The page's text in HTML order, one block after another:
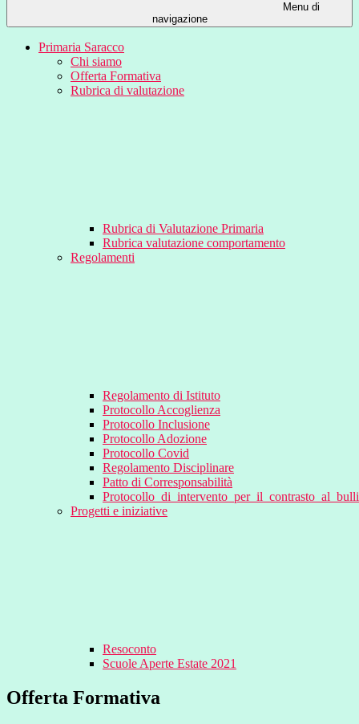
Menu di
navigazione
Primaria Saracco
Chi siamo
Offerta Formativa
Rubrica di valutazione
Rubrica di Valutazione Primaria
Rubrica valutazione comportamento
Regolamenti
Regolamento di Istituto
Protocollo Accoglienza
Protocollo Inclusione
Protocollo Adozione
Protocollo Covid
Regolamento Disciplinare
Patto di Corresponsabilità
Progetti e iniziative
Resoconto
Scuole Aperte Estate 2021
Offerta Formativa